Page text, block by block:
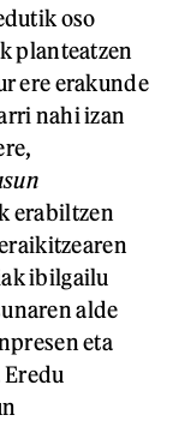
oso
planteatzen
ere erakunde
nahi izan
erabiltzen
ibilgailu
alde
eta